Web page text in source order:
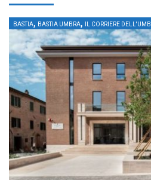
BASTIA, BASTIA UMBRA, IL CORRIERE